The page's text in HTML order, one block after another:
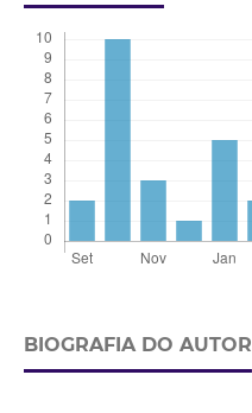
BIOGRAFIA DO AUTOR